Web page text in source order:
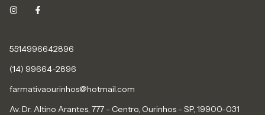
5514996642896
(14) 99664-2896
farmativaourinhos@hotmail.com
Av. Dr. Altino Arantes, 777 - Centro, Ourinhos - SP, 19900-031